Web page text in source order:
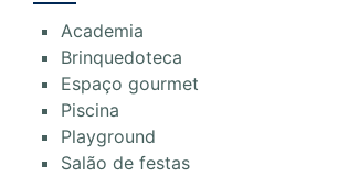
Academia
Brinquedoteca
Espaço gourmet
Piscina
Playground
Salão de festas